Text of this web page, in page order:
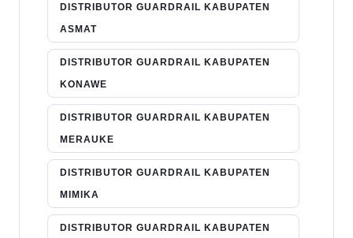
DISTRIBUTOR GUARDRAIL KABUPATEN
ASMAT
DISTRIBUTOR GUARDRAIL KABUPATEN
KONAWE
DISTRIBUTOR GUARDRAIL KABUPATEN
MERAUKE
DISTRIBUTOR GUARDRAIL KABUPATEN
MIMIKA
DISTRIBUTOR GUARDRAIL KABUPATEN